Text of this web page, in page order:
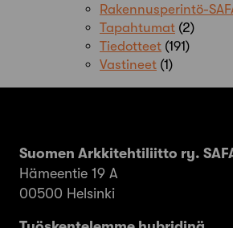
Rakennusperintö-
Tapahtumat (2)
Tiedotteet (191)
Vastineet (1)
Suomen Arkkitehtiliitto ry.
Hämeentie 19 A
00500 Helsinki